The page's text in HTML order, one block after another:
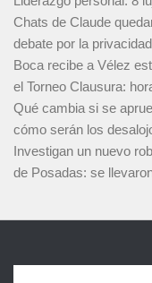
Chats de Claude
debate por la
Boca recibe a Vélez
el Torneo Clausura:
Qué cambia si se
cómo serán los
Investigan un nuevo
de Posadas: se